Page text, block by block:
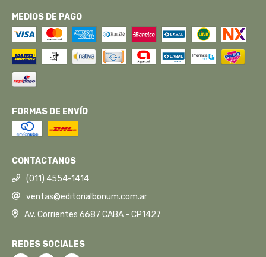
MEDIOS DE PAGO
FORMAS DE ENVÍO
CONTACTANOS
(011) 4554-1414
ventas@editorialbonum.com.ar
Av. Corrientes 6687 CABA - CP1427
REDES SOCIALES